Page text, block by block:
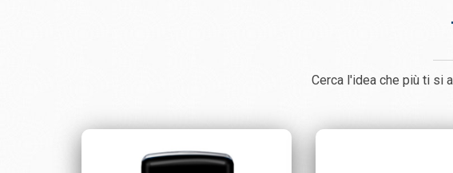
Cerca l'idea che più ti si